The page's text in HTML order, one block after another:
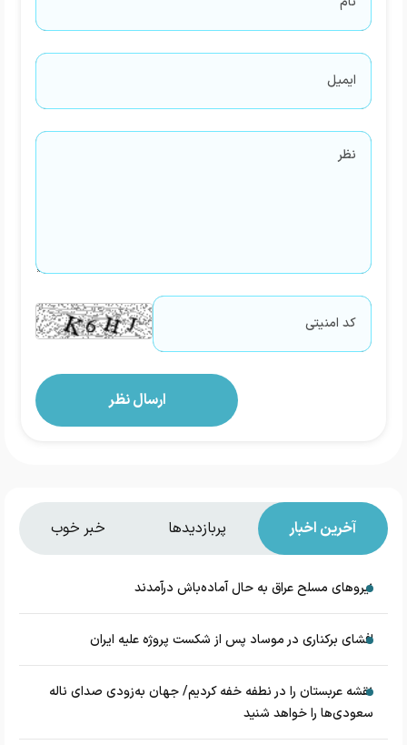
آخرین اخبار پربازدیدها خبر خوب
نیروهای مسلح عراق به حال آماده‌باش درآمدند
افشای برکناری در موساد پس از شکست پروژه علیه ایران
نقشه عربستان را در نطفه خفه کردیم/ جهان به‌زودی صدای ناله
سعودی‌ها را خواهد شنید